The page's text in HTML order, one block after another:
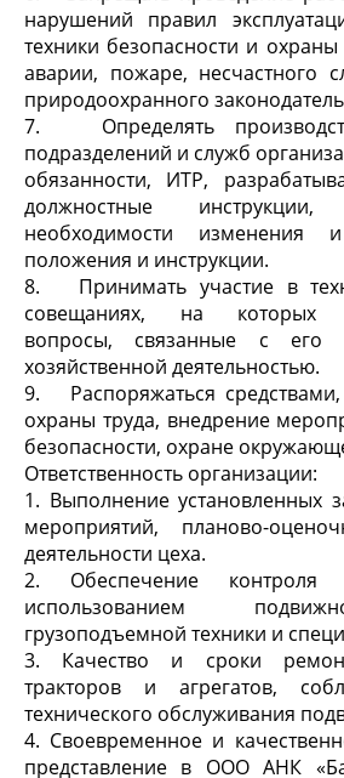
нарушений правил
техники безопасности и
аварии, пожаре, несчастного
природоохранного
7. Определять
подразделений и служб
обязанности, ИТР,
должностные
необходимости изменения
положения и инструкции.
8. Принимать участие в
совещаниях, на которых
вопросы, связанные с его
хозяйственной деятельностью.
9. Распоряжаться
охраны труда, внедрение
безопасности, охране
Ответственность организации:
1. Выполнение установленных
мероприятий, планово-
деятельности цеха.
2. Обеспечение контроля
использованием
грузоподъемной техники и
3. Качество и сроки
тракторов и агрегатов,
технического обслуживания
4. Своевременное и
представление в ООО АНК